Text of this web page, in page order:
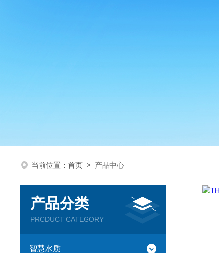
当前位置： 首页 > 产品中心
产品分类
PRODUCT CATEGORY
智慧水质